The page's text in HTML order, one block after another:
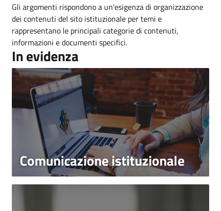
Gli argomenti rispondono a un'esigenza di organizzazione
dei contenuti del sito istituzionale per temi e
rappresentano le principali categorie di contenuti,
informazioni e documenti specifici.
In evidenza
Comunicazione istituzionale